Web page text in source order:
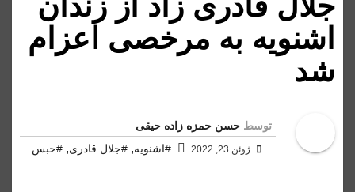
اشنویه به مرخصی اعزام
شد
توسط حسن حمزه زاده حیقی
ژوئن 23, 2022 #اشنویه, #جلال قادری, #حبس